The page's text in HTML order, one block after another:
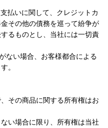
払いに関して、クレジットカ
その他の債務を巡って紛争が
るものとし、当社には一切責
ない場合、お客様都合による
。
その商品に関する所有権はお
い場合に限り、所有権は当社